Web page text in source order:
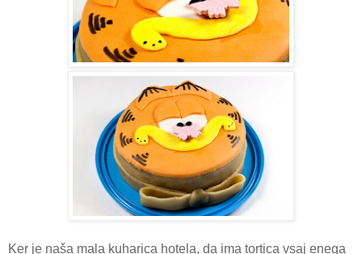
Ker je naša mala kuharica hotela, da ima tortica vsaj enega